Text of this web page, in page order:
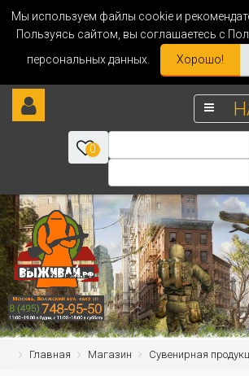
Мы используем файлы cookie и
Пользуясь сайтом, вы соглашаетесь с
персональных данных.
Хорошо!
0
Главная Магазин Сувенирная